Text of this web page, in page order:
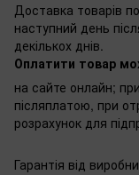
Доставка товарів
наступний день
декількох днів.
Оплатити товар
на сайте онлайн;
післяплатою, при
розрахунок для
Гарантія від